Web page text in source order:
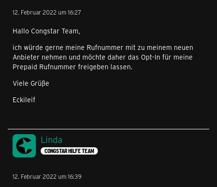
12. Februar 2022 um 16:27
Hallo Congstar Team,
ich würde gerne meine Rufnummer mit zu meinem neuen
Anbieter nehmen und möchte daher das Opt-In für meine
Prepaid Rufnummer freigeben lassen.
Viele Grüße
Eckileif
Linda
CONGSTAR HILFE TEAM
12. Februar 2022 um 16:39